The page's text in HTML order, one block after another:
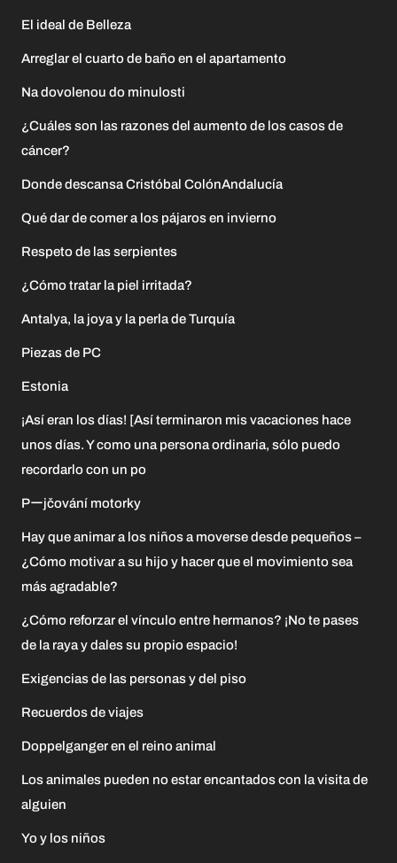
El ideal de Belleza
Arreglar el cuarto de baño en el apartamento
Na dovolenou do minulosti
¿Cuáles son las razones del aumento de los casos de
cáncer?
Donde descansa Cristóbal ColónAndalucía
Qué dar de comer a los pájaros en invierno
Respeto de las serpientes
¿Cómo tratar la piel irritada?
Antalya, la joya y la perla de Turquía
Piezas de PC
Estonia
¡Así eran los días! [Así terminaron mis vacaciones hace
unos días. Y como una persona ordinaria, sólo puedo
recordarlo con un po
Pーjčování motorky
Hay que animar a los niños a moverse desde pequeños –
¿Cómo motivar a su hijo y hacer que el movimiento sea
más agradable?
¿Cómo reforzar el vínculo entre hermanos? ¡No te pases
de la raya y dales su propio espacio!
Exigencias de las personas y del piso
Recuerdos de viajes
Doppelganger en el reino animal
Los animales pueden no estar encantados con la visita de
alguien
Yo y los niños